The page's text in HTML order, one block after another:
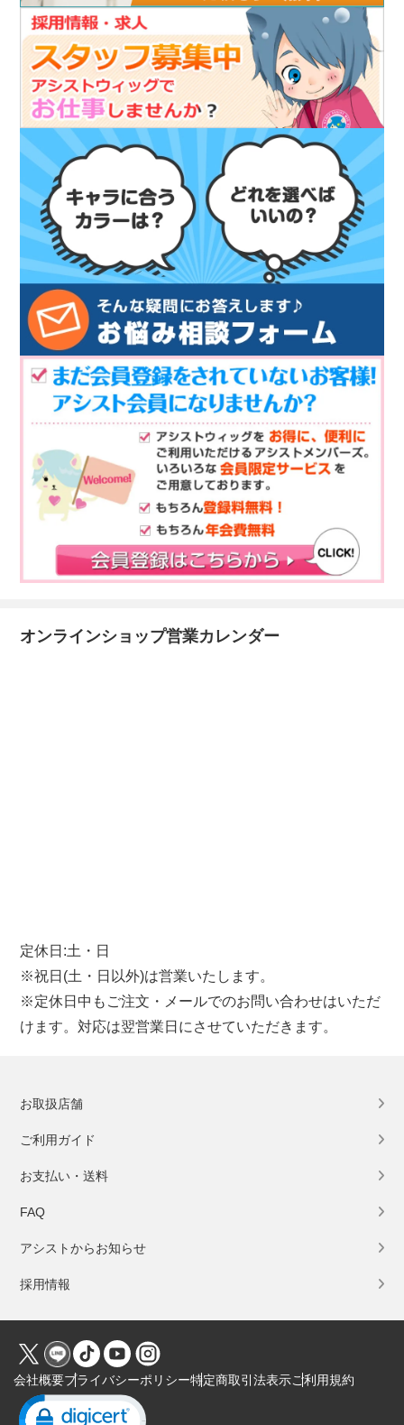
オンラインショップ営業カレンダー
定休日:土・日
※祝日(土・日以外)は営業いたします。
※定休日中もご注文・メールでのお問い合わせはいただ
けます。対応は翌営業日にさせていただきます。
お取扱店舗
ご利用ガイド
お支払い・送料
FAQ
アシストからお知らせ
採用情報
会社概要プライバシーポリシー特定商取引法表示ご利用規約
Click to open certificate verification popup